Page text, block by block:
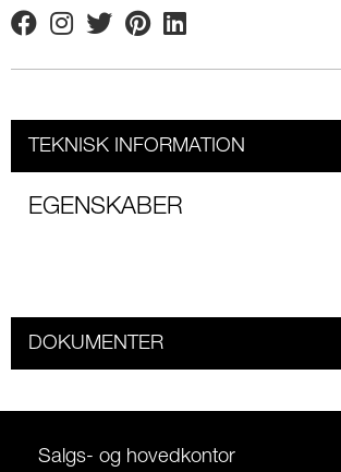
FacebookInstagram
TwitterPinterestLinkedin
TEKNISK INFORMATION
EGENSKABER
DOKUMENTER
Salgs- og hovedkontor